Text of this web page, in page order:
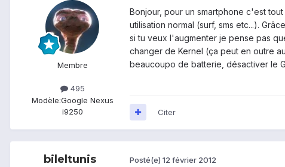
Membre
495
Modèle:Google Nexus
i9250
Bonjour, pour un smartphone c'est
utilisation normal (surf, sms etc...).
si tu veux l'augmenter je pense pas
changer de Kernel (ça peut en outre
beaucoupo de batterie, désactiver le
Citer
bileltunis Posté(e) 12 février 2012